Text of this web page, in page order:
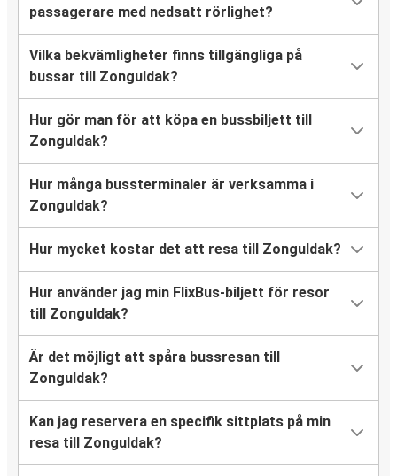
passagerare med nedsatt rörlighet?
Vilka bekvämligheter finns tillgängliga på
bussar till Zonguldak?
Hur gör man för att köpa en bussbiljett till
Zonguldak?
Hur många bussterminaler är verksamma i
Zonguldak?
Hur mycket kostar det att resa till Zonguldak?
Hur använder jag min FlixBus-biljett för resor
till Zonguldak?
Är det möjligt att spåra bussresan till
Zonguldak?
Kan jag reservera en specifik sittplats på min
resa till Zonguldak?